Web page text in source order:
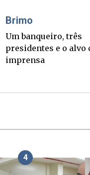
Sorte
sucessório
outubro
4